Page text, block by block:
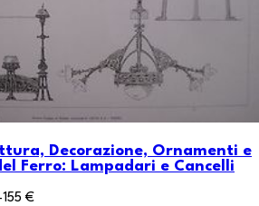
Decorazione, Ornamenti e
Ferro: Lampadari e Cancelli
155 €